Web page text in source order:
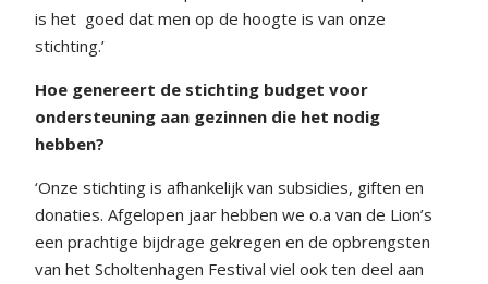
is het goed dat men op de hoogte is van onze
stichting.’
Hoe genereert de stichting budget voor
ondersteuning aan gezinnen die het nodig
hebben?
‘Onze stichting is afhankelijk van subsidies, giften en
donaties. Afgelopen jaar hebben we o.a van de Lion’s
een prachtige bijdrage gekregen en de opbrengsten
van het Scholtenhagen Festival viel ook ten deel aan